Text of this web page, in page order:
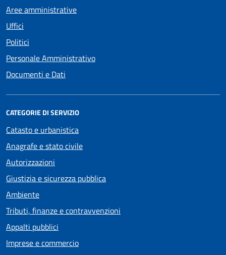
Aree amministrative
Uffici
Politici
Personale Amministrativo
Documenti e Dati
CATEGORIE DI SERVIZIO
Catasto e urbanistica
Anagrafe e stato civile
Autorizzazioni
Giustizia e sicurezza pubblica
Ambiente
Tributi, finanze e contravvenzioni
Appalti pubblici
Imprese e commercio